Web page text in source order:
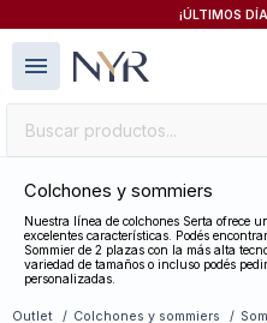
¡ÚLTIMOS
menu
Colchones y sommiers
Nuestra línea de colchones Serta ofrece
excelentes características. Podés
Sommier de 2 plazas con la más alta
variedad de tamaños o incluso podés
personalizadas.
Outlet Colchones y sommiers
close